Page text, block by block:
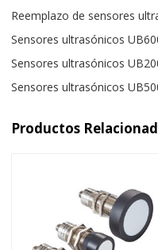
Reemplazo de sensores
Sensores ultrasónicos
Sensores ultrasónicos
Sensores ultrasónicos
Productos